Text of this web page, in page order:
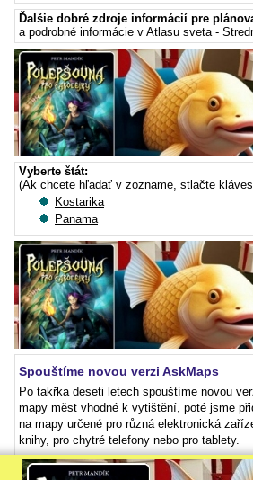
Ďalšie dobré zdroje informácií pre
a podrobné informácie v Atlasu sveta -
Vyberte štát:
(Ak chcete hľadať v zozname, stlačte
Kostarika
Panama
Spouštíme novou verzi AskMaps
Po takřka deseti letech spouštíme novou
mapy měst vhodné k vytištění, poté jsme
na mapy určené pro různá elektronická
knihy, pro chytré telefony nebo pro tablety.